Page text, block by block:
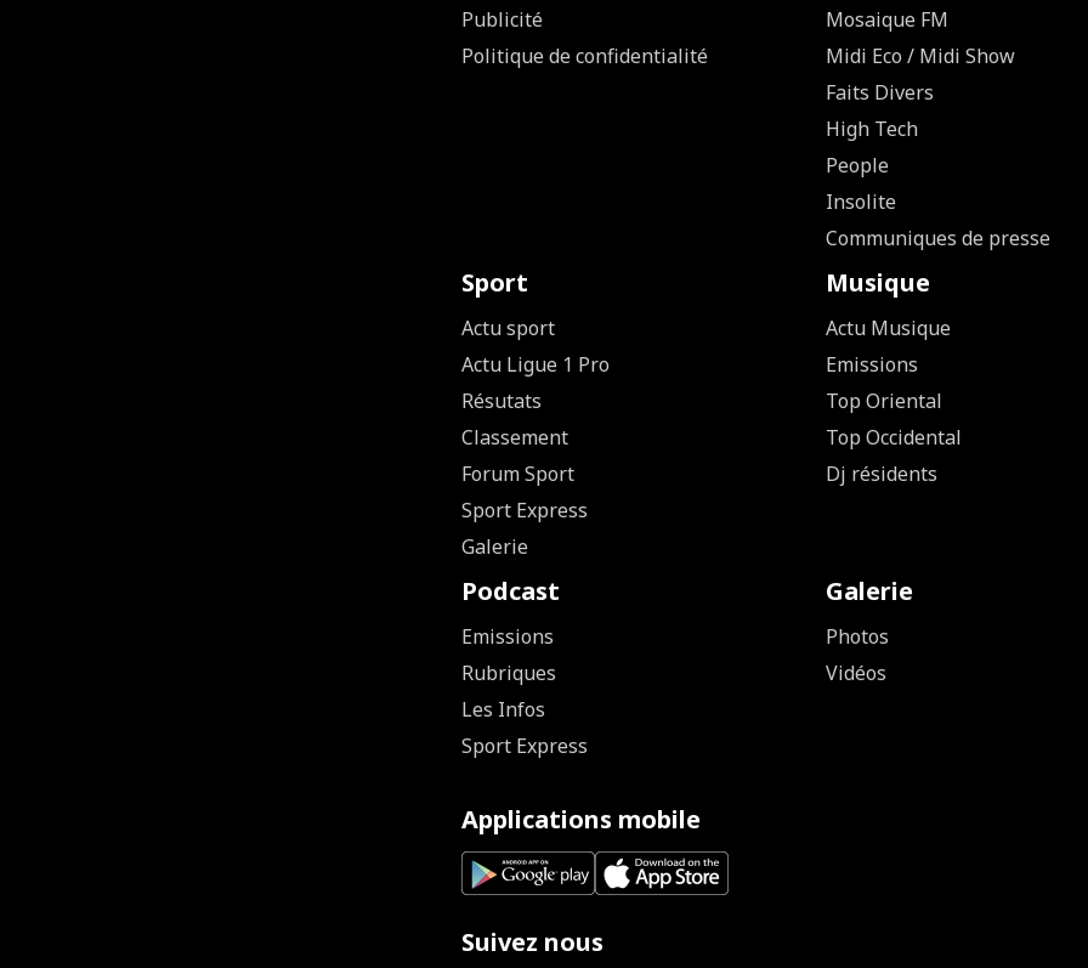
Publicité
Politique de confidentialité
Mosaique FM
Midi Eco / Midi Show
Faits Divers
High Tech
People
Insolite
Communiques de presse
Sport
Actu sport
Actu Ligue 1 Pro
Résutats
Classement
Forum Sport
Sport Express
Galerie
Musique
Actu Musique
Emissions
Top Oriental
Top Occidental
Dj résidents
Podcast
Emissions
Rubriques
Les Infos
Sport Express
Galerie
Photos
Vidéos
Applications mobile
Suivez nous